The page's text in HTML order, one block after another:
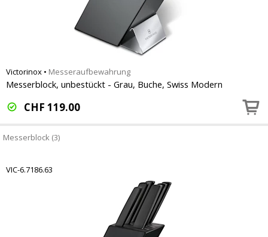
Victorinox • Messeraufbewahrung
Messerblock, unbestückt - Grau, Buche, Swiss Modern
CHF 119.00
Messerblock (3)
VIC-6.7186.63